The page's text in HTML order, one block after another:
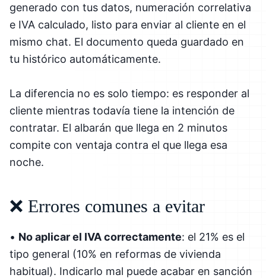
generado con tus datos, numeración correlativa
e IVA calculado, listo para enviar al cliente en el
mismo chat. El documento queda guardado en
tu histórico automáticamente.
La diferencia no es solo tiempo: es responder al
cliente mientras todavía tiene la intención de
contratar. El albarán que llega en 2 minutos
compite con ventaja contra el que llega esa
noche.
❌ Errores comunes a evitar
• No aplicar el IVA correctamente: el 21% es el
tipo general (10% en reformas de vivienda
habitual). Indicarlo mal puede acabar en sanción